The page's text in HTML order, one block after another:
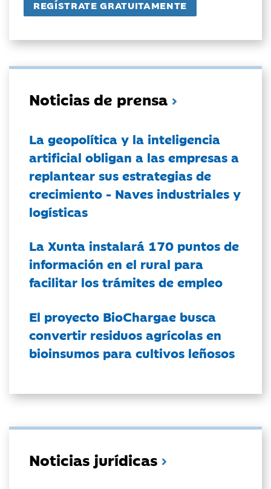
Noticias de prensa
La geopolítica y la inteligencia
artificial obligan a las empresas a
replantear sus estrategias de
crecimiento - Naves industriales y
logísticas
La Xunta instalará 170 puntos de
información en el rural para
facilitar los trámites de empleo
El proyecto BioChargae busca
convertir residuos agrícolas en
bioinsumos para cultivos leñosos
Noticias jurídicas